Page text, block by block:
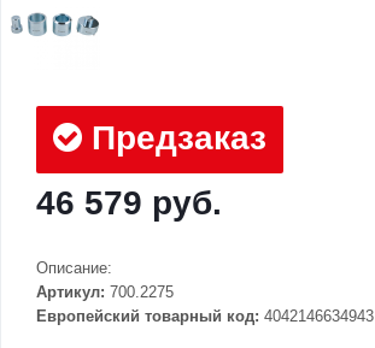
Предзаказ
46 579 руб.
Описание:
Артикул: 700.2275
Европейский товарный код: 4042146634943